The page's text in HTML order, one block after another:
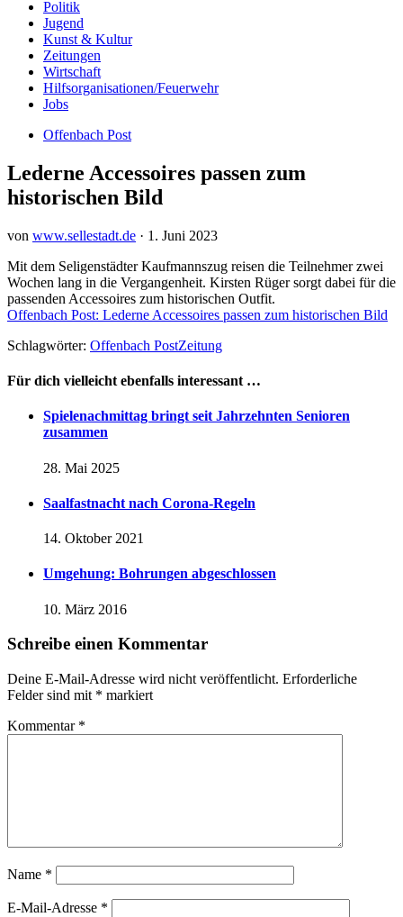
Politik
Jugend
Kunst & Kultur
Zeitungen
Wirtschaft
Hilfsorganisationen/Feuerwehr
Jobs
Offenbach Post
Lederne Accessoires passen zum
historischen Bild
von www.sellestadt.de · 1. Juni 2023
Mit dem Seligenstädter Kaufmannszug reisen die Teilnehmer zwei
Wochen lang in die Vergangenheit. Kirsten Rüger sorgt dabei für die
passenden Accessoires zum historischen Outfit.
Offenbach Post: Lederne Accessoires passen zum historischen Bild
Schlagwörter: Offenbach PostZeitung
Für dich vielleicht ebenfalls interessant …
Spielenachmittag bringt seit Jahrzehnten Senioren
zusammen
28. Mai 2025
Saalfastnacht nach Corona-Regeln
14. Oktober 2021
Umgehung: Bohrungen abgeschlossen
10. März 2016
Schreibe einen Kommentar
Deine E-Mail-Adresse wird nicht veröffentlicht. Erforderliche
Felder sind mit * markiert
Kommentar *
Name *
E-Mail-Adresse *